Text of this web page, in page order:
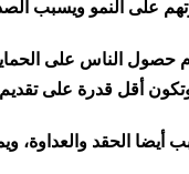
على النمو ويسبب
حصول الناس على
أقل قدرة على تقديم
أيضا الحقد والعداوة،